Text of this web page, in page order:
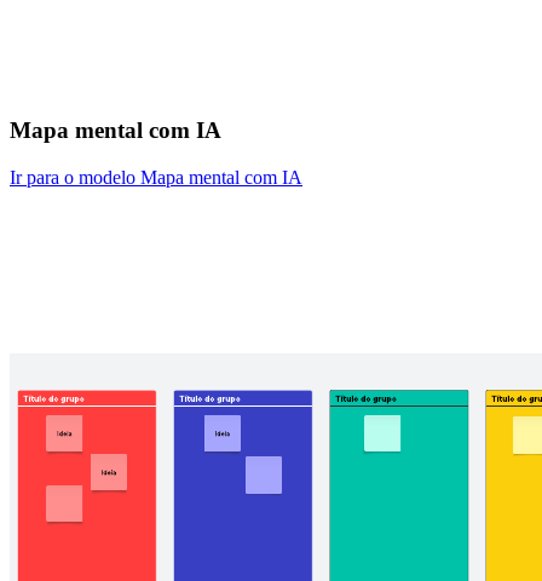
Mapa mental com IA
Ir para o modelo Mapa mental com IA